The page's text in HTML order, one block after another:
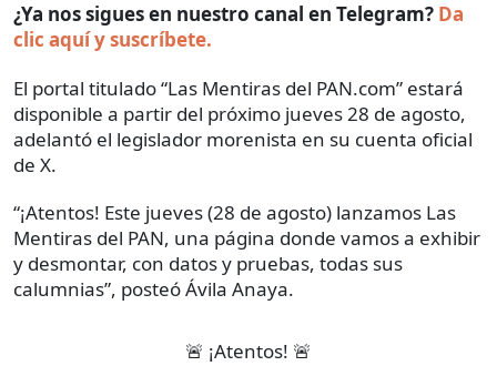
¿Ya nos sigues en nuestro canal en Telegram? Da
clic aquí y suscríbete.
El portal titulado “Las Mentiras del PAN.com” estará
disponible a partir del próximo jueves 28 de agosto,
adelantó el legislador morenista en su cuenta oficial
de X.
“¡Atentos! Este jueves (28 de agosto) lanzamos Las
Mentiras del PAN, una página donde vamos a exhibir
y desmontar, con datos y pruebas, todas sus
calumnias”, posteó Ávila Anaya.
🚨 ¡Atentos! 🚨